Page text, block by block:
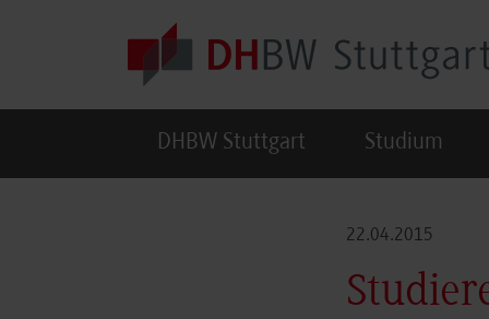
DHBW Stuttgart Studium
22.04.2015